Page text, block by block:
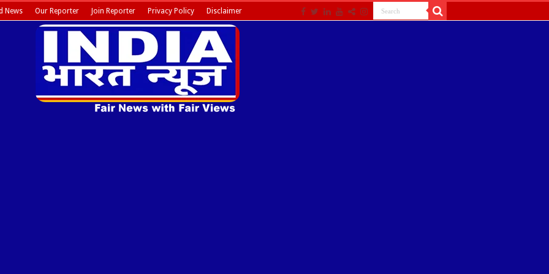
News Our Reporter Join Reporter Privacy Policy Disclaimer